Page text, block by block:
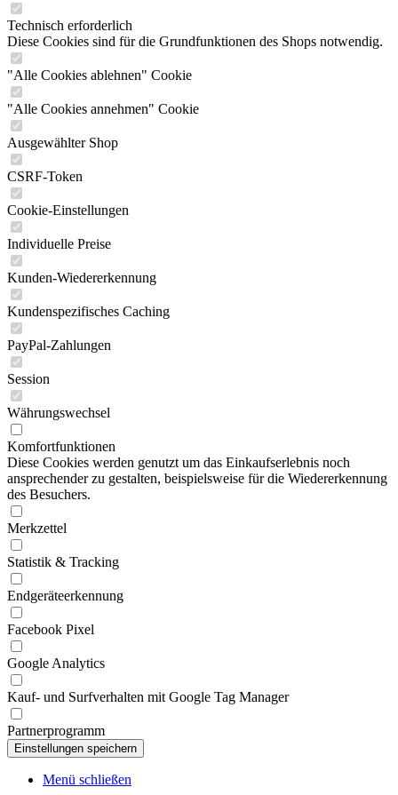
Technisch erforderlich
Diese Cookies sind für die Grundfunktionen des Shops notwendig.
"Alle Cookies ablehnen" Cookie
"Alle Cookies annehmen" Cookie
Ausgewählter Shop
CSRF-Token
Cookie-Einstellungen
Individuelle Preise
Kunden-Wiedererkennung
Kundenspezifisches Caching
PayPal-Zahlungen
Session
Währungswechsel
Komfortfunktionen
Diese Cookies werden genutzt um das Einkaufserlebnis noch
ansprechender zu gestalten, beispielsweise für die Wiedererkennung
des Besuchers.
Merkzettel
Statistik & Tracking
Endgeräteerkennung
Facebook Pixel
Google Analytics
Kauf- und Surfverhalten mit Google Tag Manager
Partnerprogramm
Menü schließen